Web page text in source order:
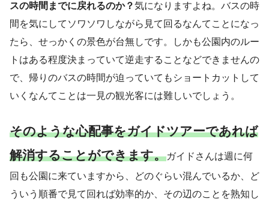
スの時間までに戻れるのか？気になりますよね。バスの時
間を気にしてソワソワしながら見て回るなんてことになっ
たら、せっかくの景色が台無しです。しかも公園内のルー
トはある程度決まっていて逆走することなどできませんの
で、帰りのバスの時間が迫っていてもショートカットして
いくなんてことは一見の観光客には難しいでしょう。
そのような心配事をガイドツアーであれば
解消することができます。ガイドさんは週に何
回も公園に来ていますから、どのぐらい混んでいるか、ど
ういう順番で見て回れば効率的か、その辺のことを熟知し